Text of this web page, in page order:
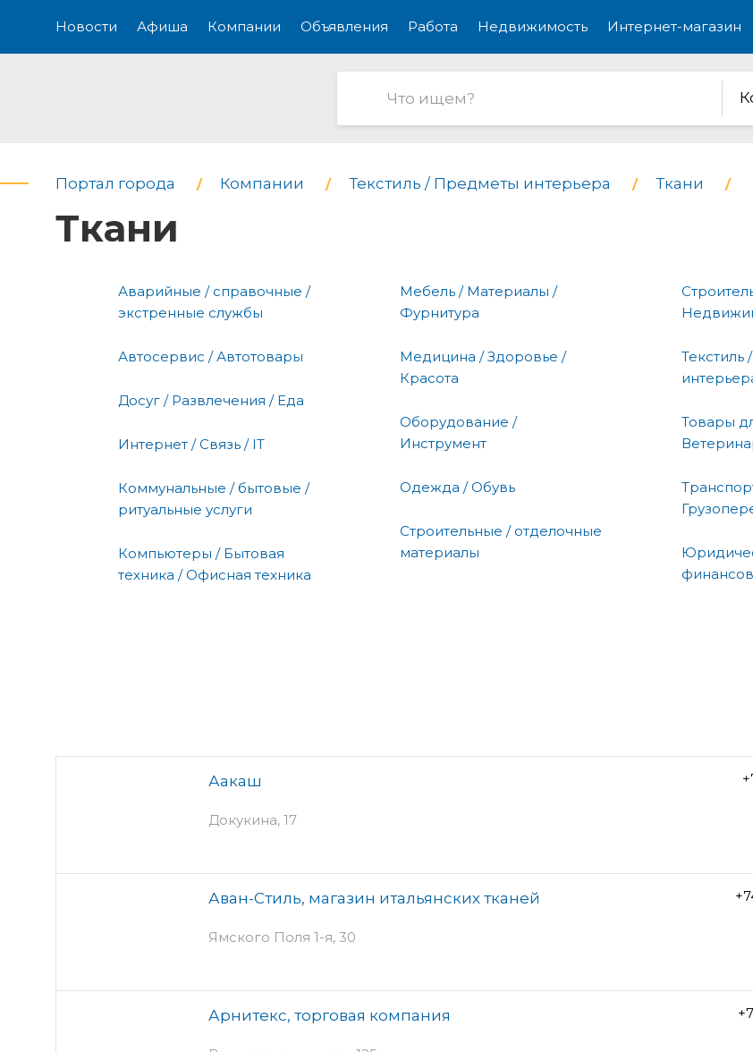
Новости Афиша Компании Объявления Работа Недвижимость Интернет-магазин
Портал города Компании Текстиль / Предметы интерьера Ткани
Ткани
Аварийные / справочные /
экстренные службы
Автосервис / Автотовары
Досуг / Развлечения / Еда
Интернет / Связь / IT
Коммунальные / бытовые /
ритуальные услуги
Компьютеры / Бытовая
техника / Офисная техника
Мебель / Материалы /
Фурнитура
Медицина / Здоровье /
Красота
Оборудование /
Инструмент
Одежда / Обувь
Строительные / отделочные
материалы
Товары
Аакаш
Докукина, 17
Аван-Стиль, магазин итальянских тканей
Ямского Поля 1-я, 30
Арнитекс, торговая компания